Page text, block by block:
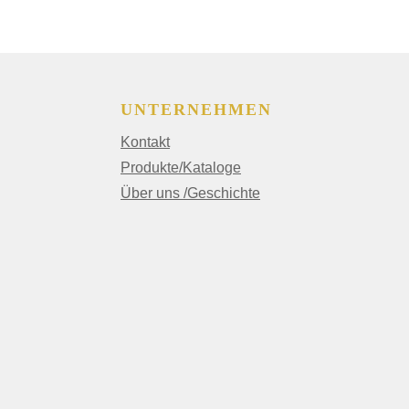
UNTERNEHMEN
Kontakt
Produkte/Kataloge
Über uns /Geschichte